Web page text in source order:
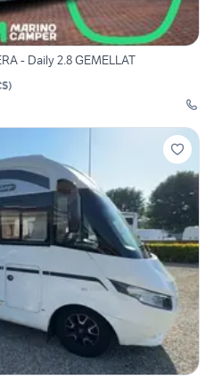
- Daily 2.8 GEMELLAT
)